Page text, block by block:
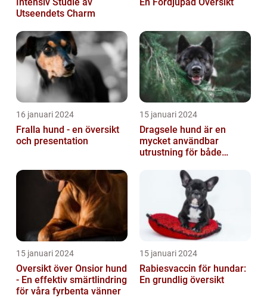
Utseendets Charm
16 januari 2024
Fralla hund - en översikt
och presentation
15 januari 2024
Dragsele hund är en
mycket användbar
utrustning för både
15 januari 2024
Oversikt över Onsior hund
- En effektiv smärtlindring
för våra fyrbenta vänner
15 januari 2024
Rabiesvaccin för hundar:
En grundlig översikt